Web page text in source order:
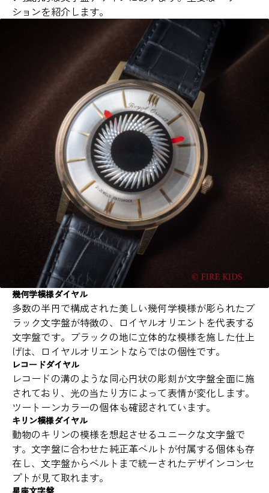
ションを紹介します。
幾何学模様ダイヤル
多数の半円で構成された美しい幾何学模様が彫られたブ
ラック文字盤が特徴の、ロイヤルオリエントを代表する
文字盤です。ブラックの地に立体的な模様を施した仕上
げは、ロイヤルオリエントならではの個性です。
レコードダイヤル
レコードの溝のような同心円状の彫刻が文字盤全面に施
されており、光の当たり方によって表情が変化します。
ツートーンカラーの個体も確認されています。
キリン模様ダイヤル
動物のキリンの模様を想起させるユニークな文字盤で
す。文字盤に合わせた純正革ベルトが付属する個体も存
在し、文字盤からベルトまで統一されたデザインコンセ
プトが見て取れます。